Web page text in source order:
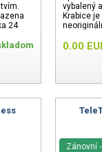
24
vybalený
Krabice
0.00
Zánovní